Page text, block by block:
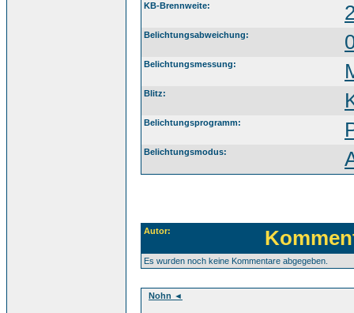
KB-Brennweite:
Belichtungsabweichung:
Belichtungsmessung:
Blitz:
Belichtungsprogramm:
Belichtungsmodus:
Autor:
Es wurden noch keine Kommentare abgegeben.
Nohn ◄